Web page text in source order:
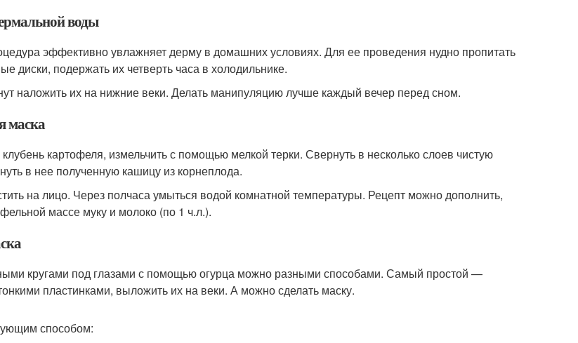
воды
эффективно увлажняет дерму в домашних условиях. Для ее проведения нудно пропитать
диски, подержать их четверть часа в холодильнике.
наложить их на нижние веки. Делать манипуляцию лучше каждый вечер перед сном.
маска
картофеля, измельчить с помощью мелкой терки. Свернуть в несколько слоев чистую
в нее полученную кашицу из корнеплода.
на лицо. Через полчаса умыться водой комнатной температуры. Рецепт можно дополнить,
массе муку и молоко (по 1 ч.л.).
кругами под глазами с помощью огурца можно разными способами. Самый простой —
пластинками, выложить их на веки. А можно сделать маску.
способом: